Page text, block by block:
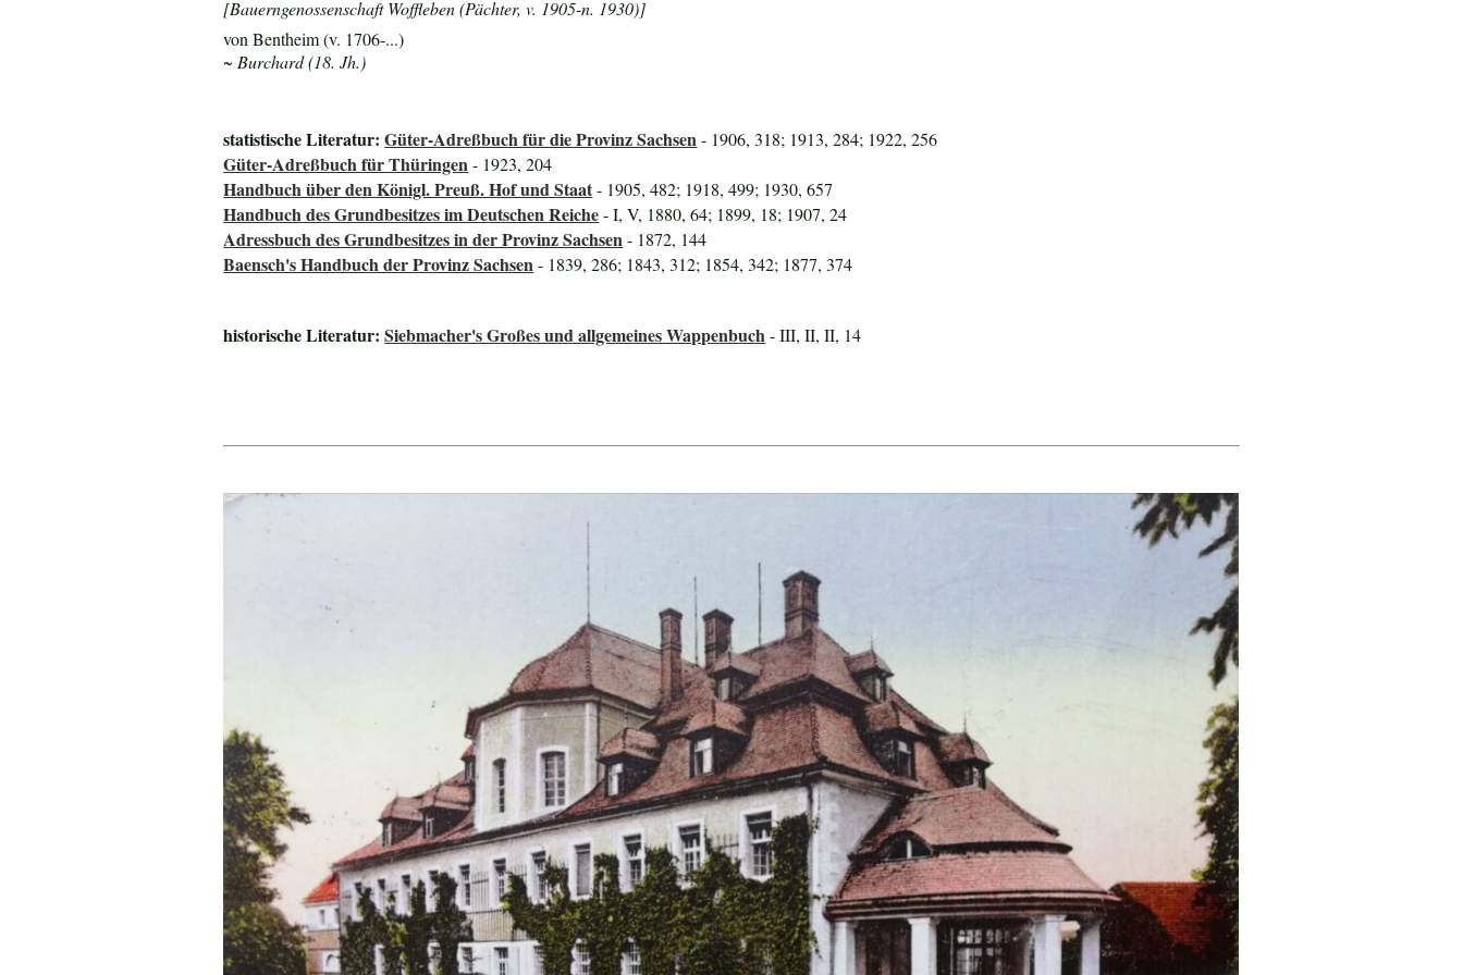
[Bauerngenossenschaft Woffleben (Pächter, v. 1905-n. 1930)]
von Bentheim (v. 1706-...)
~ Burchard (18. Jh.)
statistische Literatur:Güter-Adreßbuch für die Provinz Sachsen - 1906, 318; 1913, 284; 1922, 256
Güter-Adreßbuch für Thüringen - 1923, 204
Handbuch über den Königl. Preuß. Hof und Staat- 1905, 482; 1918, 499; 1930, 657
Handbuch des Grundbesitzes im Deutschen Reiche- I, V, 1880, 64; 1899, 18; 1907, 24
Adressbuch des Grundbesitzes in der Provinz Sachsen - 1872, 144
Baensch's Handbuch der Provinz Sachsen - 1839, 286; 1843, 312; 1854, 342; 1877, 374
historische Literatur:Siebmacher's Großes und allgemeines Wappenbuch - III, II, II, 14